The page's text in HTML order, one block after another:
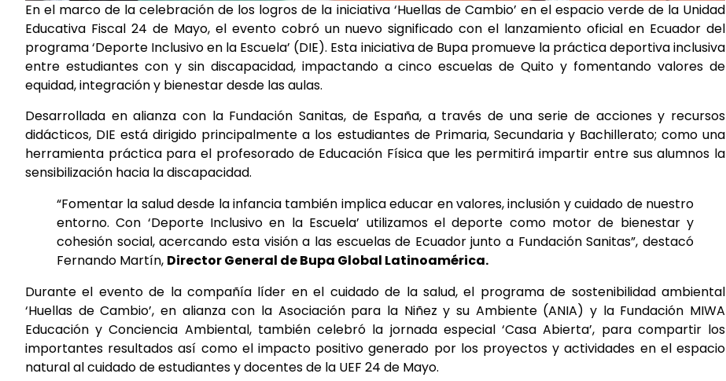
En el marco de la celebración de los logros de la iniciativa ‘Huellas de Cambio’ en el espacio verde de la Unidad
Educativa Fiscal 24 de Mayo, el evento cobró un nuevo significado con el lanzamiento oficial en Ecuador del
programa ‘Deporte Inclusivo en la Escuela’ (DIE). Esta iniciativa de Bupa promueve la práctica deportiva inclusiva
entre estudiantes con y sin discapacidad, impactando a cinco escuelas de Quito y fomentando valores de
equidad, integración y bienestar desde las aulas.
Desarrollada en alianza con la Fundación Sanitas, de España, a través de una serie de acciones y recursos
didácticos, DIE está dirigido principalmente a los estudiantes de Primaria, Secundaria y Bachillerato; como una
herramienta práctica para el profesorado de Educación Física que les permitirá impartir entre sus alumnos la
sensibilización hacia la discapacidad.
“Fomentar la salud desde la infancia también implica educar en valores, inclusión y cuidado de nuestro
entorno. Con ‘Deporte Inclusivo en la Escuela’ utilizamos el deporte como motor de bienestar y
cohesión social, acercando esta visión a las escuelas de Ecuador junto a Fundación Sanitas”, destacó
Fernando Martín, Director General de Bupa Global Latinoamérica.
Durante el evento de la compañía líder en el cuidado de la salud, el programa de sostenibilidad ambiental
‘Huellas de Cambio’, en alianza con la Asociación para la Niñez y su Ambiente (ANIA) y la Fundación MIWA
Educación y Conciencia Ambiental, también celebró la jornada especial ‘Casa Abierta’, para compartir los
importantes resultados así como el impacto positivo generado por los proyectos y actividades en el espacio
natural al cuidado de estudiantes y docentes de la UEF 24 de Mayo.